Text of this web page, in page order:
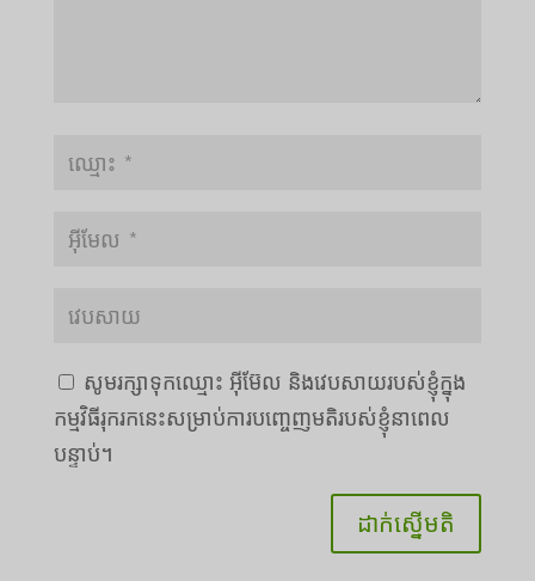
សូមរក្សាទុកឈ្មោះ អ៊ីម៊ែល និងវេបសាយរបស់ខ្ញុំក្នុង
កម្មវិធីរុករកនេះសម្រាប់ការបញ្ចេញមតិរបស់ខ្ញុំនាពេល
បន្ទាប់។